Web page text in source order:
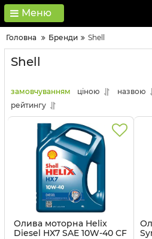
Меню
Головна Бренди Shell
Shell
замовчуванням ціною
назвою
рейтингу
Олива моторна Helix
Diesel HX7 SAE 10W-40 CF